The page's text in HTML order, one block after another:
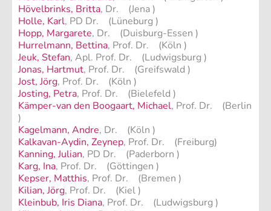
Hövelbrinks, Britta, Dr. (Jena )
Holle, Karl, PD Dr. (Lüneburg )
Hopp, Margarete, Dr. (Duisburg-Essen )
Hurrelmann, Bettina, Prof. Dr. (Köln )
Jeuk, Stefan, Apl. Prof. Dr. (Ludwigsburg )
Jonas, Hartmut, Prof. Dr. (Greifswald )
Jost, Jörg, Prof. Dr. (Köln )
Josting, Petra, Prof. Dr. (Bielefeld )
Kämper-van den Boogaart, Michael, Prof. Dr. (Berlin
)
Kagelmann, Andre, Dr. (Köln )
Kalkavan-Aydin, Zeynep, Prof. Dr. (Freiburg)
Kanning, Julian, PD Dr. (Paderborn )
Karg, Ina, Prof. Dr. (Göttingen )
Kepser, Matthis, Prof. Dr. (Bremen )
Kilian, Jörg, Prof. Dr. (Kiel )
Kleinbub, Iris Diana, Prof. Dr. (Ludwigsburg )